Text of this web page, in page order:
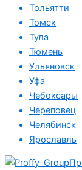
Тольятти
Томск
Тула
Тюмень
Ульяновск
Уфа
Чебоксары
Череповец
Челябинск
Ярославль